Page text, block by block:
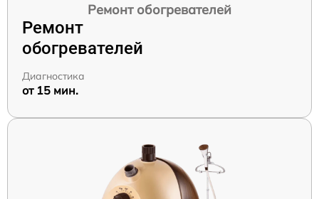
Ремонт обогревателей
Ремонт
обогревателей
Диагностика
от 15 мин.